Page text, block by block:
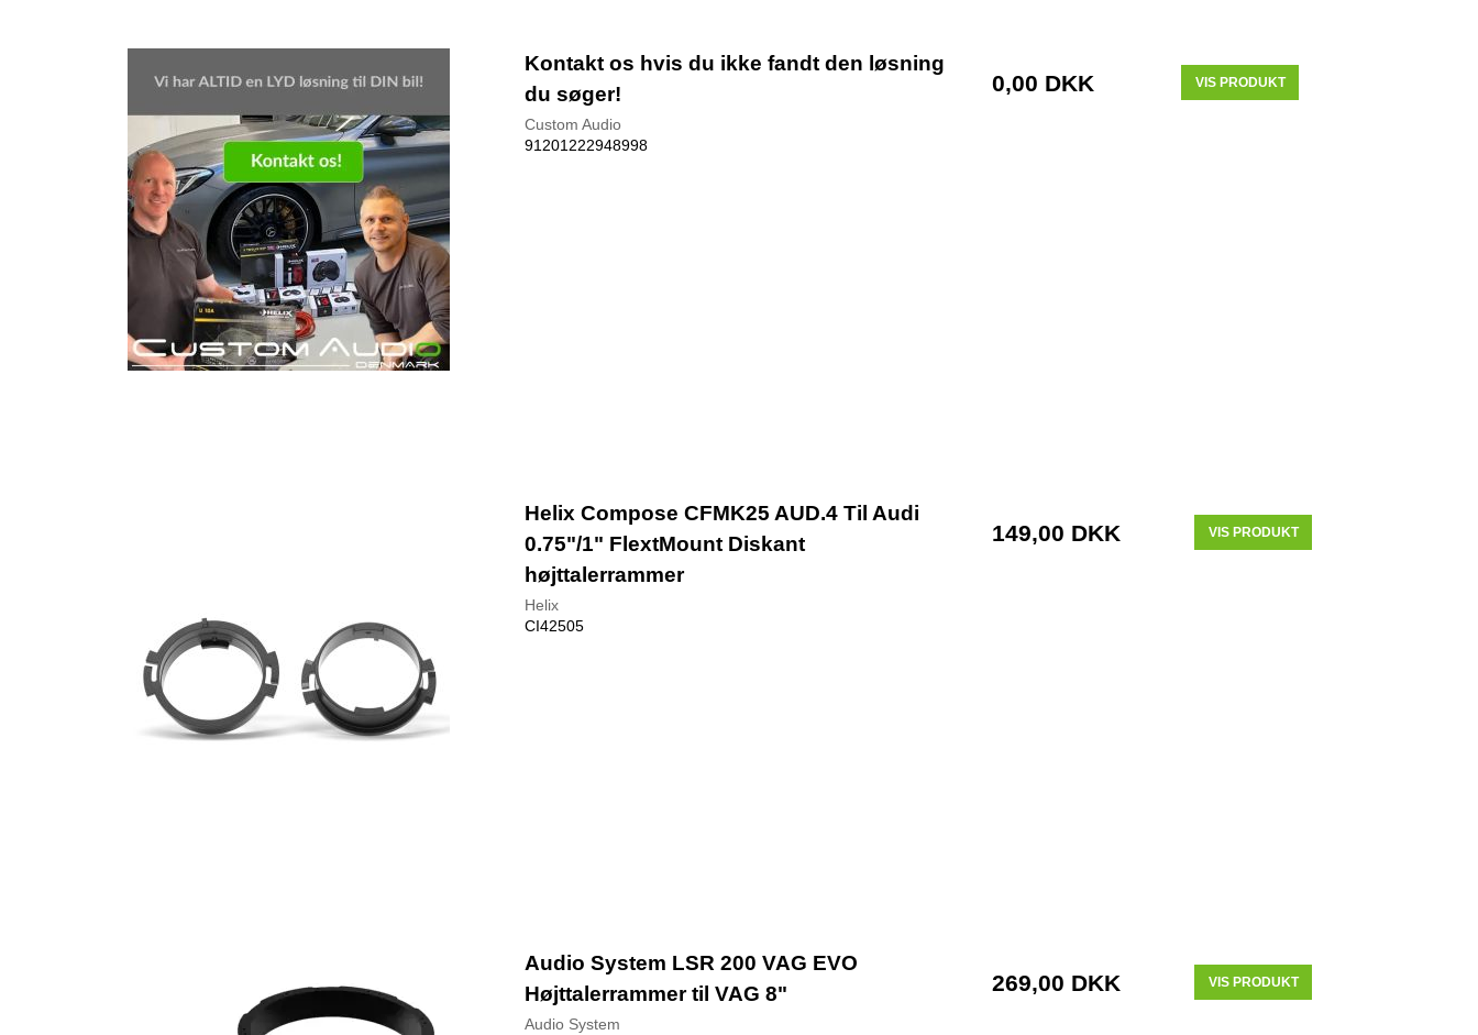
Kontakt os hvis du ikke fandt den løsning
du søger!
Custom Audio
91201222948998
0,00 DKK VIS PRODUKT
Helix Compose CFMK25 AUD.4 Til Audi
0.75"/1" FlextMount Diskant
højttalerrammer
Helix
CI42505
149,00 DKK VIS PRODUKT
Audio System LSR 200 VAG EVO
Højttalerrammer til VAG 8"
Audio System
269,00 DKK VIS PRODUKT